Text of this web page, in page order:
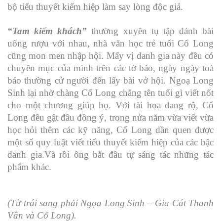
bộ tiểu thuyết kiếm hiệp làm say lòng độc giả.
“Tam kiếm khách” thường xuyên tụ tập đánh bài
uống rượu với nhau, nhà văn học trẻ tuổi Cổ Long
cũng mon men nhập hội. Mấy vị danh gia này đều có
chuyên mục của mình trên các tờ báo, ngày ngày toà
báo thường cử người đến lấy bài vở hội. Ngoạ Long
Sinh lại nhờ chàng Cổ Long chẳng tên tuổi gì viết nốt
cho một chương giúp họ. Với tài hoa đang rộ, Cổ
Long đều gật đầu đồng ý, trong nửa năm vừa viết vừa
học hỏi thêm các kỹ năng, Cổ Long dần quen được
một số quy luật viết tiểu thuyết kiếm hiệp của các bậc
danh gia.Và rồi ông bắt đầu tự sáng tác những tác
phẩm khác.
(Từ trái sang phải Ngọa Long Sinh – Gia Cát Thanh
Vân và Cổ Long).